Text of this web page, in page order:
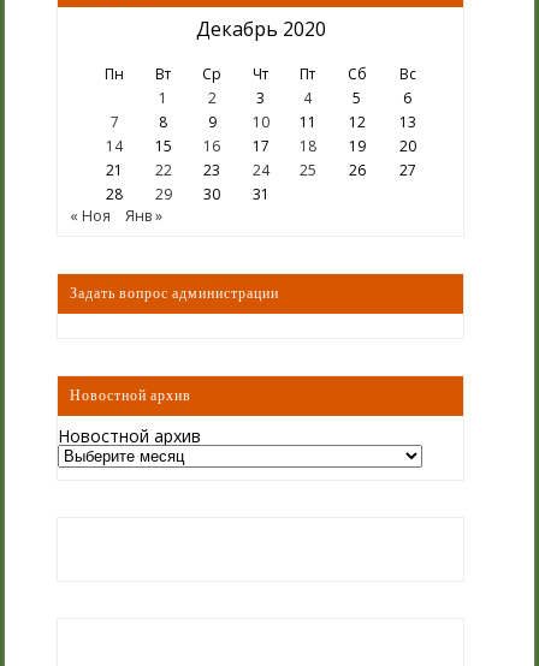
Декабрь 2020
Пн Вт Ср Чт Пт Сб
Вс
1
2 3 4 5
6
7
8 9 10 11 12
13
14
15 16 17 18 19
20
21
22 23 24 25 26
27
28
29 30
31
« Ноя
Янв »
Задать вопрос администрации
Новостной архив
Новостной архив